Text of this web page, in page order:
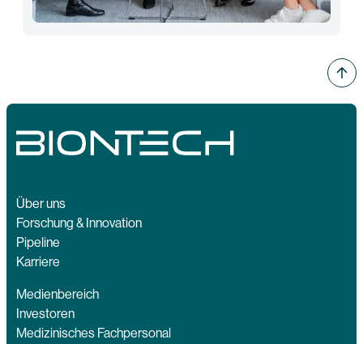
Über uns
Forschung & Innovation
Pipeline
Karriere
Medienbereich
Investoren
Medizinisches Fachpersonal